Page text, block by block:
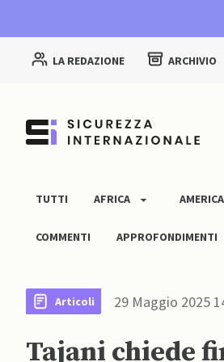
LA REDAZIONE ARCHIVIO
TUTTI AFRICA
COMMENTI APPROFONDIMENTI
Articoli 29 Maggio 2025
Tajani chiede